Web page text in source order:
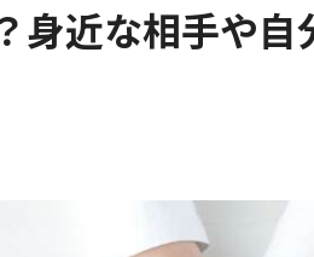
身近な相手や自